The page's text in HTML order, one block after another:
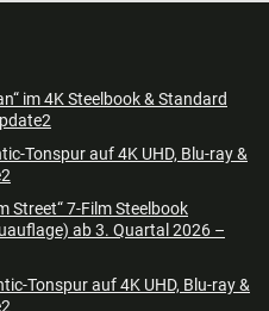
im 4K Steelbook & Standard
Tonspur auf 4K UHD, Blu-ray &
Street“ 7-Film Steelbook
ab 3. Quartal 2026 –
Tonspur auf 4K UHD, Blu-ray &